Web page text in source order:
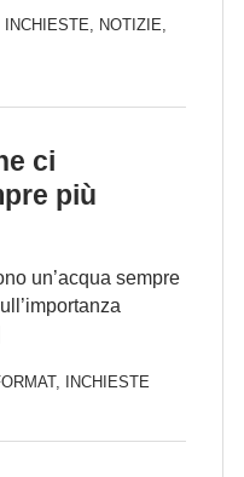
INCHIESTE NOTIZIE
ci
più
un’acqua sempre
, INCHIESTE